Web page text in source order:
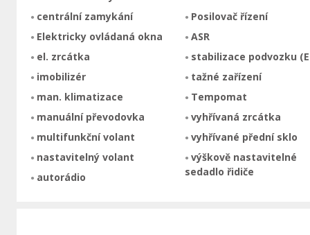
centrální zamykání
Elektricky ovládaná okna
el. zrcátka
imobilizér
man. klimatizace
manuální převodovka
multifunkční volant
nastavitelný volant
autorádio
Posilovač řízení
ASR
stabilizace podvozku
tažné zařízení
Tempomat
vyhřívaná zrcátka
vyhřívané přední sklo
výškově nastavitelné
sedadlo řidiče